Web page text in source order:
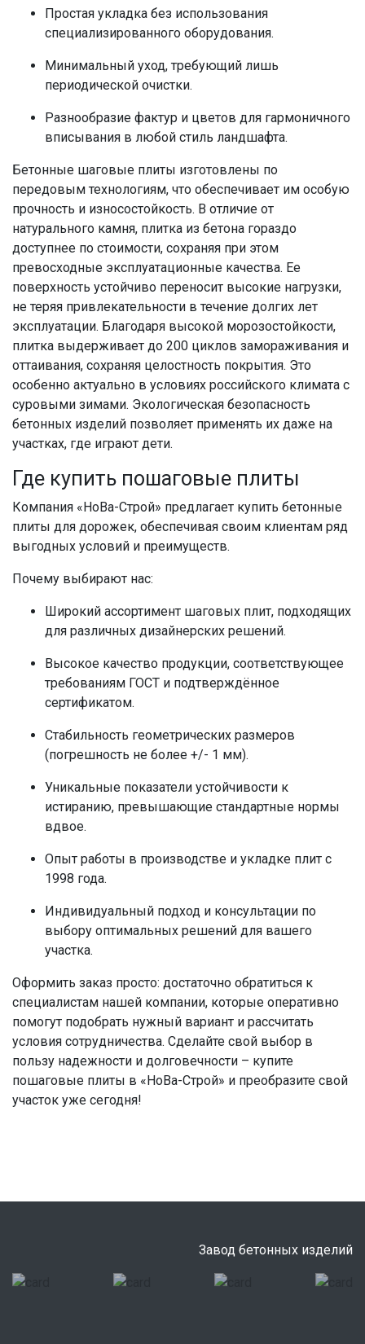
Простая укладка без использования
специализированного оборудования.
Минимальный уход, требующий лишь
периодической очистки.
Разнообразие фактур и цветов для гармоничного
вписывания в любой стиль ландшафта.
Бетонные шаговые плиты изготовлены по
передовым технологиям, что обеспечивает им особую
прочность и износостойкость. В отличие от
натурального камня, плитка из бетона гораздо
доступнее по стоимости, сохраняя при этом
превосходные эксплуатационные качества. Ее
поверхность устойчиво переносит высокие нагрузки,
не теряя привлекательности в течение долгих лет
эксплуатации. Благодаря высокой морозостойкости,
плитка выдерживает до 200 циклов замораживания и
оттаивания, сохраняя целостность покрытия. Это
особенно актуально в условиях российского климата с
суровыми зимами. Экологическая безопасность
бетонных изделий позволяет применять их даже на
участках, где играют дети.
Где купить пошаговые плиты
Компания «НоВа-Строй» предлагает купить бетонные
плиты для дорожек, обеспечивая своим клиентам ряд
выгодных условий и преимуществ.
Почему выбирают нас:
Широкий ассортимент шаговых плит, подходящих
для различных дизайнерских решений.
Высокое качество продукции, соответствующее
требованиям ГОСТ и подтверждённое
сертификатом.
Стабильность геометрических размеров
(погрешность не более +/- 1 мм).
Уникальные показатели устойчивости к
истиранию, превышающие стандартные нормы
вдвое.
Опыт работы в производстве и укладке плит с
1998 года.
Индивидуальный подход и консультации по
выбору оптимальных решений для вашего
участка.
Оформить заказ просто: достаточно обратиться к
специалистам нашей компании, которые оперативно
помогут подобрать нужный вариант и рассчитать
условия сотрудничества. Сделайте свой выбор в
пользу надежности и долговечности – купите
пошаговые плиты в «НоВа-Строй» и преобразите свой
участок уже сегодня!
Завод бетонных изделий